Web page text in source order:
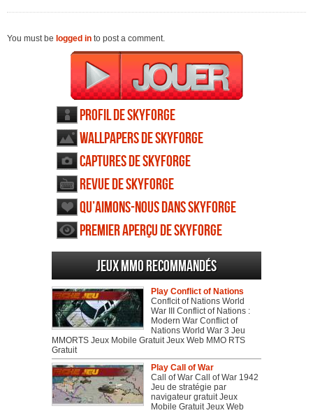
You must be logged in to post a comment.
Profil de Skyforge
Wallpapers de Skyforge
Captures de Skyforge
Revue de Skyforge
Qu’aimons-nous dans Skyforge
Premier aperçu de Skyforge
Jeux MMO recommandés
Play Conflict of Nations
Conflcit of Nations World
War III Conflict of Nations :
Modern War Conflict of
Nations World War 3 Jeu
MMORTS Jeux Mobile Gratuit Jeux Web MMO RTS
Gratuit
Play Call of War
Call of War Call of War 1942
Jeu de stratégie par
navigateur gratuit Jeux
Mobile Gratuit Jeux Web